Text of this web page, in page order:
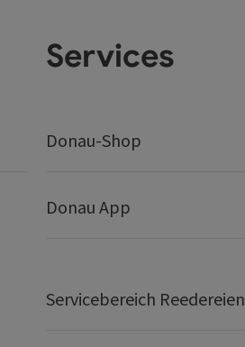
Services
Donau-Shop
Donau App
Servicebereich Reedereien